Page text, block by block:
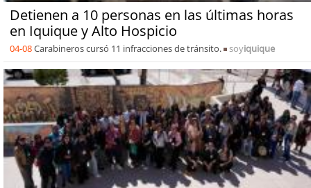
Detienen a 10 personas en las últimas horas
en Iquique y Alto Hospicio
04-08Carabineros cursó 11 infracciones de tránsito. soyiquique